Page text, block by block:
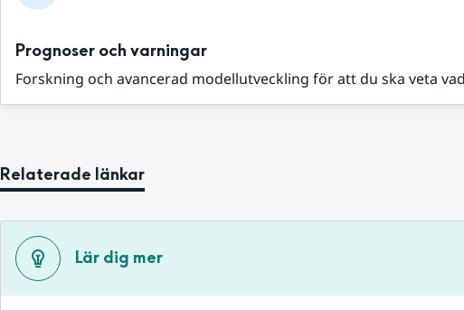
Prognoser och varningar
Forskning och avancerad modellutveckling för att du ska veta
Relaterade länkar
Lär dig mer